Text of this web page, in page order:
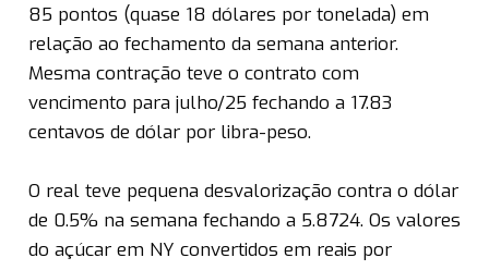
85 pontos (quase 18 dólares por tonelada) em
relação ao fechamento da semana anterior.
Mesma contração teve o contrato com
vencimento para julho/25 fechando a 17.83
centavos de dólar por libra-peso.
O real teve pequena desvalorização contra o dólar
de 0.5% na semana fechando a 5.8724. Os valores
do açúcar em NY convertidos em reais por